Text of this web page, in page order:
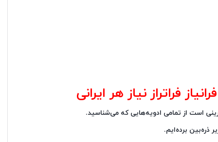
فراتراز نیاز هر ایرانی
است از تمامی ادویه‌هایی که می‌شناسید.
ذره‌بین برده‌ایم.